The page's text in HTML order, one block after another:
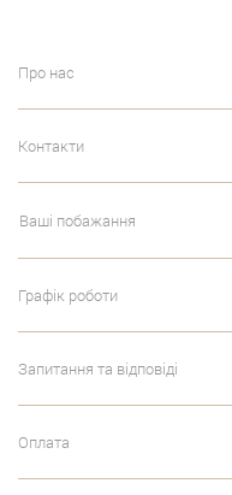
Про нас
Контакти
Ваші побажання
Графік роботи
Запитання та відповіді
Оплата